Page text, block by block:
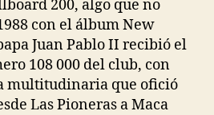
200, algo que no
con el álbum New
Juan Pablo II recibió el
108 000 del club, con
multitudinaria que ofició
Las Pioneras a Maca